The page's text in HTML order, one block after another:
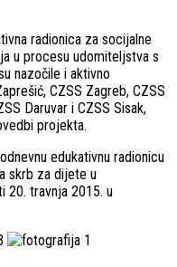
radionica za socijalne
u procesu udomiteljstva s
nazočile i aktivno
CZSS Zagreb, CZSS
Daruvar i CZSS Sisak,
projekta.
edukativnu radionicu
skrb za dijete u
20. travnja 2015. u